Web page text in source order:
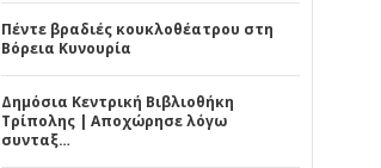
Πέντε βραδιές κουκλοθέατρου στη
Βόρεια Κυνουρία
Δημόσια Κεντρική Βιβλιοθήκη
Τρίπολης | Αποχώρησε λόγω
συνταξ…